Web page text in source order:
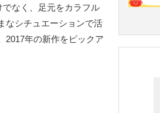
なく、足元をカラフル
なシチュエーションで活
2017年の新作をピックア